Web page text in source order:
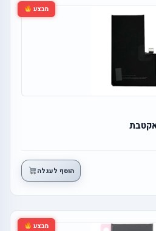
מבצע
הוסף לעגלה
מבצע